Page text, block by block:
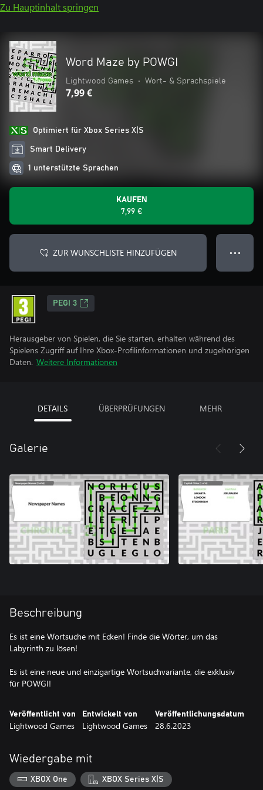
Zu Hauptinhalt springen
Word Maze by POWGI
Lightwood Games • Wort- & Sprachspiele
7,99 €
Optimiert für Xbox Series X|S
Smart Delivery
1 unterstützte Sprachen
KAUFEN
7,99 €
ZUR WUNSCHLISTE HINZUFÜGEN ● ● ●
PEGI 3
Herausgeber von Spielen, die Sie starten, erhalten während des
Spielens Zugriff auf Ihre Xbox-Profilinformationen und zugehörigen
Daten. Weitere Informationen
DETAILS ÜBERPRÜFUNGEN MEHR
Galerie
Beschreibung
Es ist eine Wortsuche mit Ecken! Finde die Wörter, um das
Labyrinth zu lösen!
Es ist eine neue und einzigartige Wortsuchvariante, die exklusiv
Veröffentlicht von
Lightwood Games
Entwickelt von
Lightwood Games
Veröffentlichungsdatum
28.6.2023
Wiedergabe mit
XBOX One XBOX Series X|S